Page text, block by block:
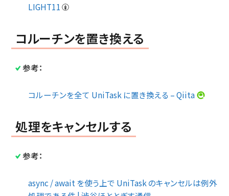
LIGHT11
コルーチンを置き換える
参考：
コルーチンを全て UniTask に置き換える – Qiita
処理をキャンセルする
参考：
async / await を使う上で UniTask のキャンセルは例外